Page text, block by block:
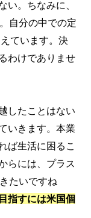
い。ちなみに、
自分の中での定
ています。決
わけでありませ
したことはない
いきます。本業
ば生活に困るこ
らには、プラス
たいですね
指すには米国個